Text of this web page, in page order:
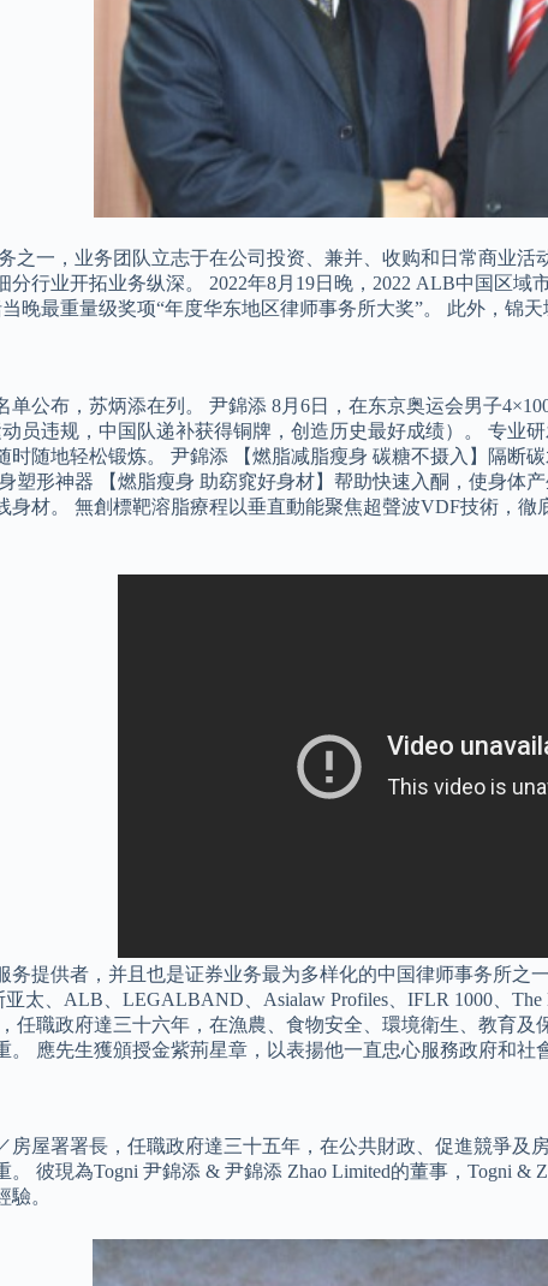
之一，业务团队立志于在公司投资、兼并、收购和日常商业
行业开拓业务纵深。 2022年8月19日晚，2022 ALB中国区
晚最重量级奖项“年度华东地区律师事务所大奖”。 此外，锦
公布，苏炳添在列。 尹錦添 8月6日，在东京奥运会男子
员违规，中国队递补获得铜牌，创造历史最好成绩）。 专
随地轻松锻炼。 尹錦添 【燃脂减脂瘦身 碳糖不摄入】隔断
塑形神器 【燃脂瘦身 助窈窕好身材】帮助快速入酮，使身体
材。 無創標靶溶脂療程以垂直動能聚焦超聲波VDF技術，
提供者，并且也是证券业务最为多样化的中国律师事务所
太、ALB、LEGALBAND、Asialaw Profiles、IFLR 1000、
任職政府達三十六年，在漁農、食物安全、環境衛生、教育
應先生獲頒授金紫荊星章，以表揚他一直忠心服務政府和社
屋署署長，任職政府達三十五年，在公共財政、促進競爭
彼現為Togni 尹錦添 & 尹錦添 Zhao Limited的董事，Togni
。